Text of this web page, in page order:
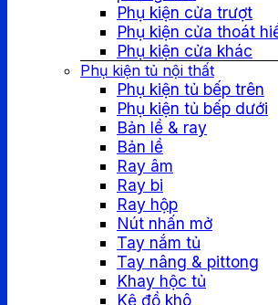
Phụ kiện cửa trượt
Phụ kiện cửa thoát
Phụ kiện cửa khác
Phụ kiện tủ nội thất
Phụ kiện tủ bếp trên
Phụ kiện tủ bếp dưới
Bản lề & ray
Bản lề
Ray âm
Ray bi
Ray hộp
Nút nhấn mở
Tay nắm tủ
Tay nâng & pittong
Khay hộc tủ
Kệ đồ khô